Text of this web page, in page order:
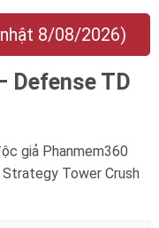
8/08/2026)
Defense TD
giả Phanmem360
Tower Crush